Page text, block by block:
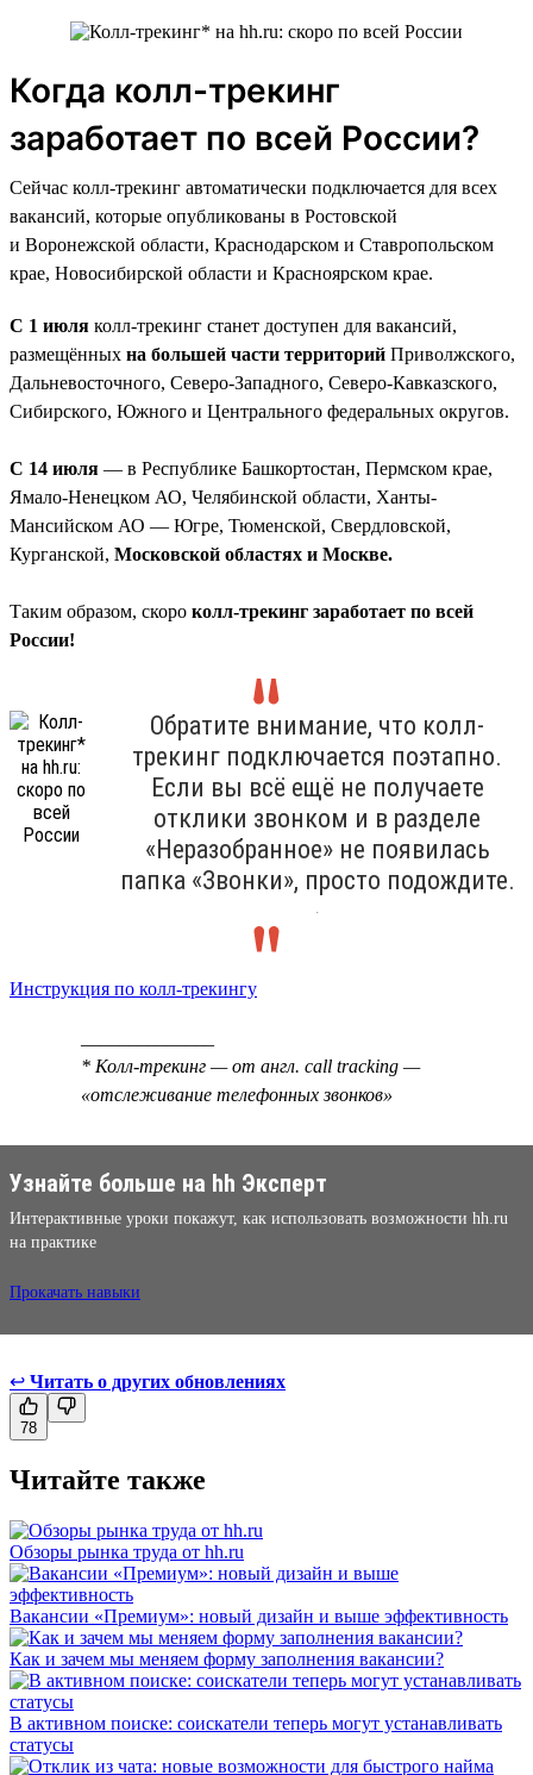
Когда колл-трекинг
заработает по всей России?
Сейчас колл-трекинг автоматически подключается для всех
вакансий, которые опубликованы в Ростовской
и Воронежской области, Краснодарском и Ставропольском
крае, Новосибирской области и Красноярском крае.
С 1 июля колл-трекинг станет доступен для вакансий,
размещённых на большей части территорий Приволжского,
Дальневосточного, Северо-Западного, Северо-Кавказского,
Сибирского, Южного и Центрального федеральных округов.
С 14 июля — в Республике Башкортостан, Пермском крае,
Ямало-Ненецком АО, Челябинской области, Ханты-
Мансийском АО — Югре, Тюменской, Свердловской,
Курганской, Московской областях и Москве.
Таким образом, скоро колл-трекинг заработает по всей
России!
Обратите внимание, что колл-
трекинг подключается поэтапно.
Если вы всё ещё не получаете
отклики звонком и в разделе
«Неразобранное» не появилась
папка «Звонки», просто подождите.
.
Инструкция по колл-трекингу
* Колл-трекинг — от англ. call tracking —
«отслеживание телефонных звонков»
Узнайте больше на hh Эксперт
Интерактивные уроки покажут, как использовать возможности hh.ru
на практике
Прокачать навыки
↩ Читать о других обновлениях
78
Читайте также
Обзоры рынка труда от hh.ru
Вакансии «Премиум»: новый дизайн и выше эффективность
Как и зачем мы меняем форму заполнения вакансии?
В активном поиске: соискатели теперь могут устанавливать
статусы